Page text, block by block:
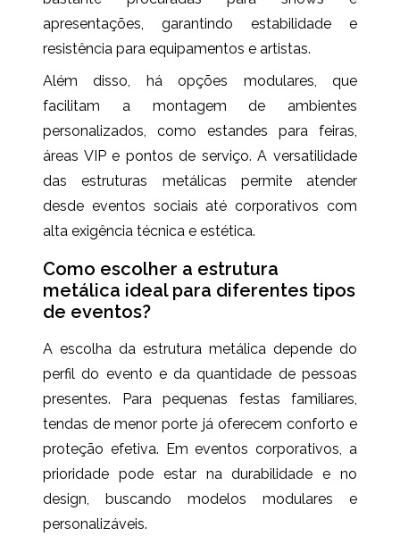
apresentações, garantindo estabilidade e
resistência para equipamentos e artistas.
Além disso, há opções modulares, que
facilitam a montagem de ambientes
personalizados, como estandes para feiras,
áreas VIP e pontos de serviço. A versatilidade
das estruturas metálicas permite atender
desde eventos sociais até corporativos com
alta exigência técnica e estética.
Como escolher a estrutura
metálica ideal para diferentes tipos
de eventos?
A escolha da estrutura metálica depende do
perfil do evento e da quantidade de pessoas
presentes. Para pequenas festas familiares,
tendas de menor porte já oferecem conforto e
proteção efetiva. Em eventos corporativos, a
prioridade pode estar na durabilidade e no
design, buscando modelos modulares e
personalizáveis.